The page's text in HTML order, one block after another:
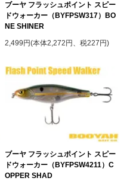
ブーヤ フラッシュポイント スピー
ドウォーカー（BYFPSW317）BO
NE SHINER
2,499円(本体2,272円、税227円)
ブーヤ フラッシュポイント スピー
ドウォーカー（BYFPSW4211）C
OPPER SHAD